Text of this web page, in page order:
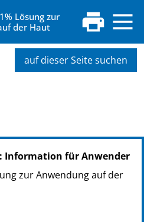
Lösung zur
der Haut
auf dieser Seite suchen
Information für Anwender
zur Anwendung auf der